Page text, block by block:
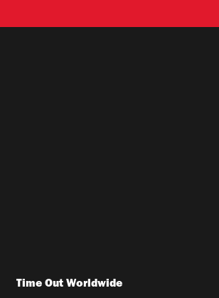
Time Out Worldwide